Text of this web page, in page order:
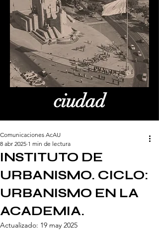
ciudad
INSTITUTO DE
URBANISMO. CICLO:
URBANISMO EN LA
ACADEMIA.
Comunicaciones AcAU
8 abr 2025 1 min de lectura
Actualizado: 19 may 2025